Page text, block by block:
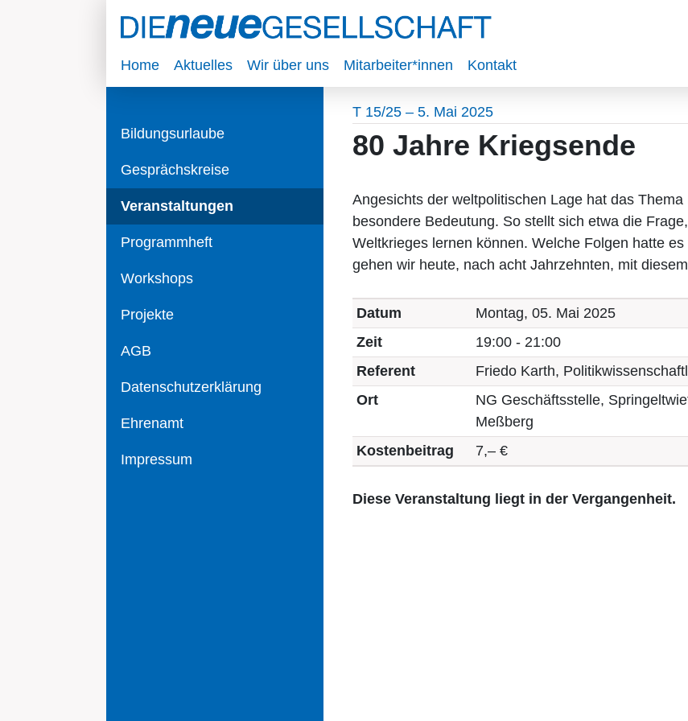
Home Aktuelles Wir über uns Mitarbeiter*innen Kontakt
Bildungsurlaube
Gesprächskreise
Veranstaltungen
Programmheft
Workshops
Projekte
AGB
Datenschutzerklärung
Ehrenamt
Impressum
T 15/25 – 5. Mai 2025
80 Jahre Kriegsende
Angesichts der weltpolitischen Lage hat das
besondere Bedeutung. So stellt sich etwa die
Weltkrieges lernen können. Welche Folgen hatte
gehen wir heute, nach acht Jahrzehnten, mit
Datum
Montag, 05. Mai 2025
Zeit
19:00 - 21:00
Referent
Friedo Karth,
Ort
NG Geschäftsstelle,
Meßberg
Kostenbeitrag
7,– €
Diese Veranstaltung liegt in der Vergangenheit.